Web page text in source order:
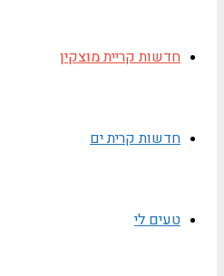
חדשות קריית מוצקין
חדשות קרית ים
טעים לי